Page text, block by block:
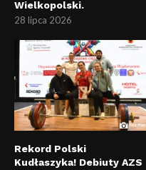
Wielkopolski.
28 lipca 2026
Rekord Polski
Kudłaszyka! Debiuty AZS